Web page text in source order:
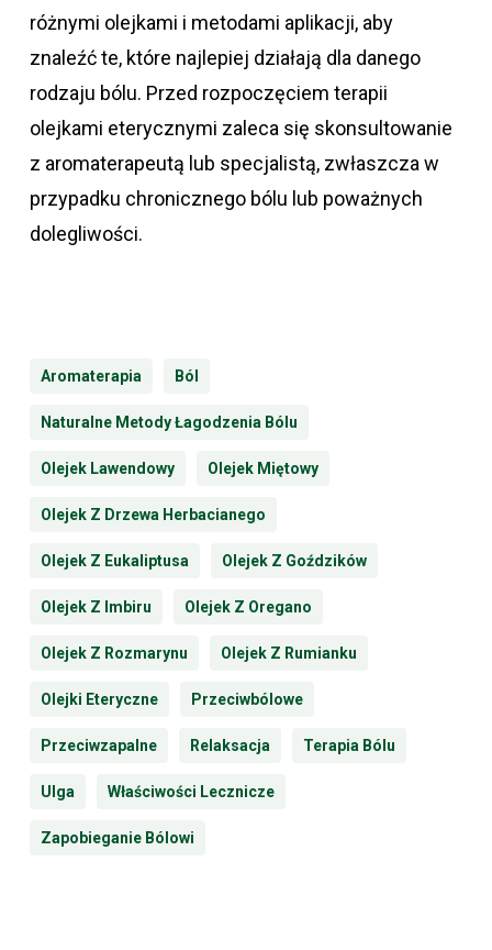
różnymi olejkami i metodami aplikacji, aby
znaleźć te, które najlepiej działają dla danego
rodzaju bólu. Przed rozpoczęciem terapii
olejkami eterycznymi zaleca się skonsultowanie
z aromaterapeutą lub specjalistą, zwłaszcza w
przypadku chronicznego bólu lub poważnych
dolegliwości.
Aromaterapia Ból
Naturalne Metody Łagodzenia Bólu
Olejek Lawendowy Olejek Miętowy
Olejek Z Drzewa Herbacianego
Olejek Z Eukaliptusa Olejek Z Goździków
Olejek Z Imbiru Olejek Z Oregano
Olejek Z Rozmarynu Olejek Z Rumianku
Olejki Eteryczne Przeciwbólowe
Przeciwzapalne Relaksacja Terapia Bólu
Ulga Właściwości Lecznicze
Zapobieganie Bólowi